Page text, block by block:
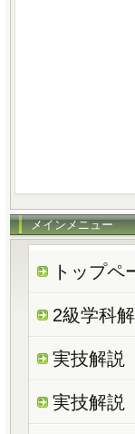
メインメニュー
トップペ
2級学科
実技解説
実技解説